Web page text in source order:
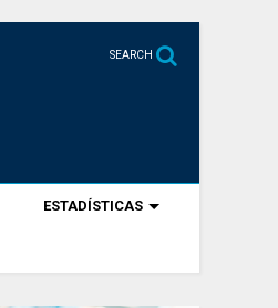
SEARCH
ESTADÍSTICAS